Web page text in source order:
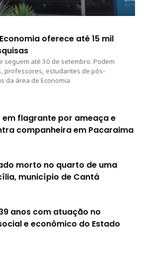
oferece até 15 mil
seguem até 30 de setembro. Podem
professores, estudantes de pós-
da área de Economia
flagrante por ameaça e
companheira em Pacaraima
morto no quarto de uma
município de Cantá
anos com atuação no
e econômico do Estado